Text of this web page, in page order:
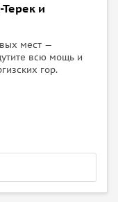
и
мест —
всю мощь и
гор.